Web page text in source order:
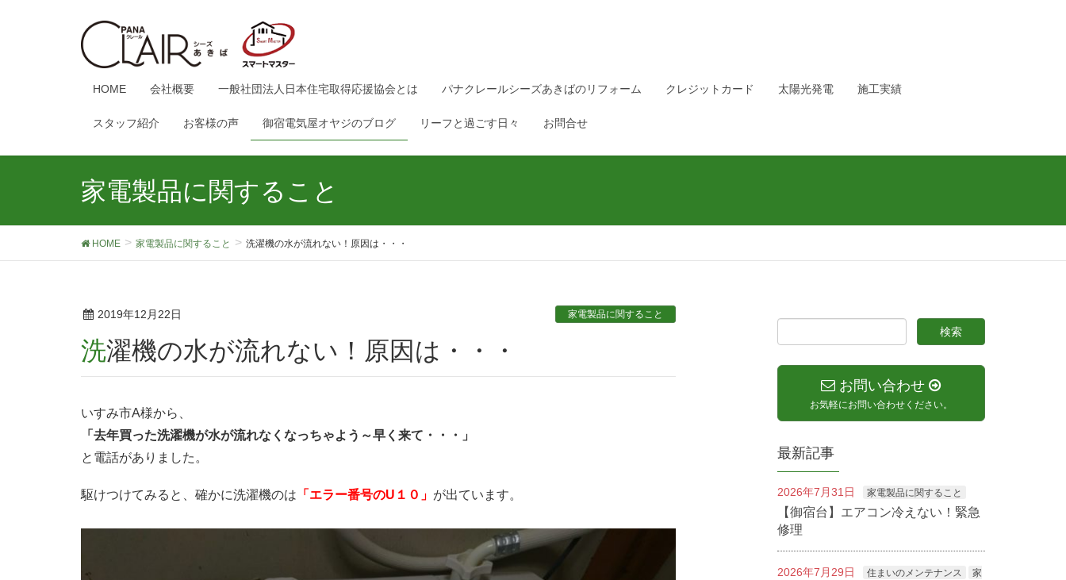
HOME 会社概要 一般社団法人日本住宅取得応援協会とは パナクレールシーズあきばのリフォーム クレジットカード 太陽光発電 施工実績
スタッフ紹介 お客様の声 御宿電気屋オヤジのブログ リーフと過ごす日々 お問合せ
家電製品に関すること
HOME 家電製品に関すること 洗濯機の水が流れない！原因は・・・
2019年12月22日 家電製品に関すること
洗濯機の水が流れない！原因は・・・
いすみ市A様から、
「去年買った洗濯機が水が流れなくなっちゃよう～早く来て・・・」
と電話がありました。
駆けつけてみると、確かに洗濯機のは 「エラー番号のU１０」 が出ています。
お問い合わせ
お気軽にお問い合わせください。
最新記事
2026年7月31日 家電製品に関すること
【御宿台】エアコン冷えない！緊急
修理
2026年7月29日 住まいのメンテナンス
家